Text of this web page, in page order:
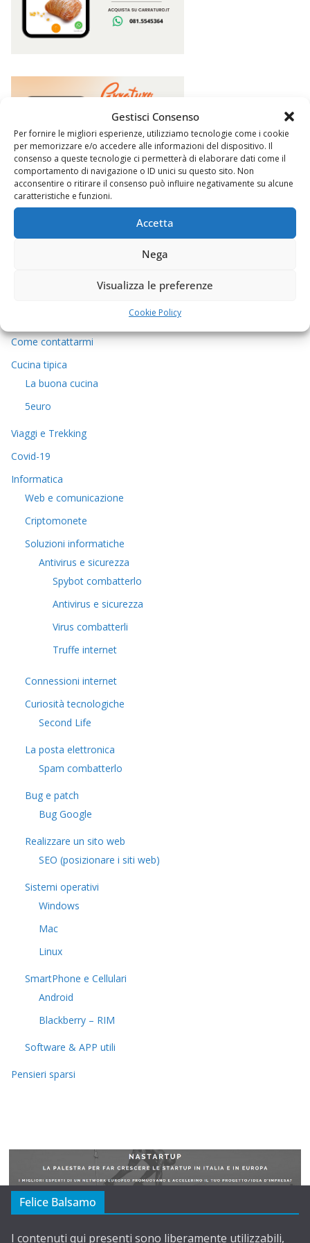
Gestisci Consenso
Per fornire le migliori esperienze, utilizziamo tecnologie come i cookie
per memorizzare e/o accedere alle informazioni del dispositivo. Il
consenso a queste tecnologie ci permetterà di elaborare dati come il
comportamento di navigazione o ID unici su questo sito. Non
acconsentire o ritirare il consenso può influire negativamente su alcune
caratteristiche e funzioni.
Accetta
Nega
Visualizza le preferenze
Cookie Policy
Come contattarmi
Cucina tipica
La buona cucina
5euro
Viaggi e Trekking
Covid-19
Informatica
Web e comunicazione
Criptomonete
Soluzioni informatiche
Antivirus e sicurezza
Spybot combatterlo
Antivirus e sicurezza
Virus combatterli
Truffe internet
Connessioni internet
Curiosità tecnologiche
​Second Life
La posta elettronica
Spam combatterlo
Bug e patch
Bug Google
Realizzare un sito web
SEO (posizionare i siti web)
Sistemi operativi
Windows
Mac
Linux
SmartPhone e Cellulari
Android
Blackberry – RIM
Software & APP utili
Pensieri sparsi
Felice Balsamo
I contenuti qui presenti sono liberamente utilizzabili,